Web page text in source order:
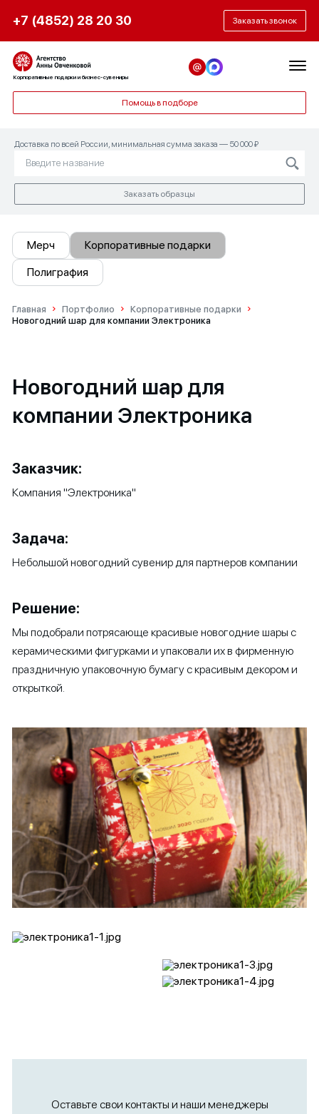
+7 (4852) 28 20 30 Заказать звонок
Корпоративные подарки и бизнес-сувениры
Помощь в подборе
Доставка по всей России, минимальная сумма заказа — 50 000 ₽
Заказать образцы
Мерч
Корпоративные подарки
Полиграфия
Главная Портфолио
Корпоративные подарки
Новогодний шар для компании Электроника
Новогодний шар для
компании Электроника
Заказчик:
Компания "Электроника"
Задача:
Небольшой новогодний сувенир для партнеров компании
Решение:
Мы подобрали потрясающе красивые новогодние шары с
керамическими фигурками и упаковали их в фирменную
праздничную упаковочную бумагу с красивым декором и
открыткой.
Оставьте свои контакты и наши менеджеры